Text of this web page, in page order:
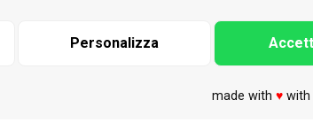
Personalizza
made with ♥with